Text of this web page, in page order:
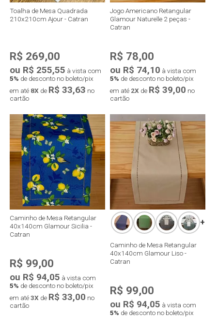
Toalha de Mesa Quadrada
210x210cm Ajour - Catran
R$ 269,00
ou R$ 255,55 à vista com
5% de desconto no boleto/pix
em até 8X de R$ 33,63 no
cartão
Compra rápida
Jogo Americano Retangular
Glamour Naturelle 2 peças -
Catran
R$ 78,00
ou R$ 74,10 à vista com
5% de desconto no boleto/pix
em até 2X de R$ 39,00 no
cartão
Compra rápida
Caminho de Mesa Retangular
40x140cm Glamour Sicilia -
Catran
R$ 99,00
ou R$ 94,05 à vista com
5% de desconto no boleto/pix
em até3X de R$ 33,00 no
cartão
+
Caminho de Mesa Retangular
40x140cm Glamour Liso -
Catran
R$ 99,00
ou R$ 94,05 à vista com
5% de desconto no boleto/pix